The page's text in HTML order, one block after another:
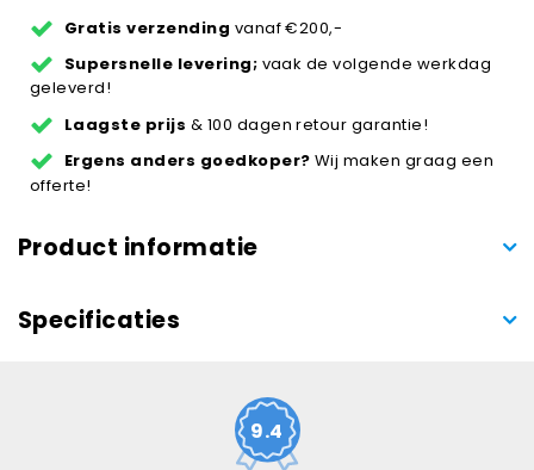
Gratis verzending vanaf €200,-
Supersnelle levering; vaak de volgende werkdag
geleverd!
Laagste prijs & 100 dagen retour garantie!
Ergens anders goedkoper? Wij maken graag een
offerte!
Product informatie
Specificaties
9.4